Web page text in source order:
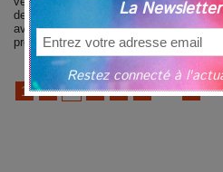
de l’Auditorium. Elle donne le" la"
avec Henri Texier et nous
présente...
1 2 3 4 5 » ... 6
La
Restez connecté à